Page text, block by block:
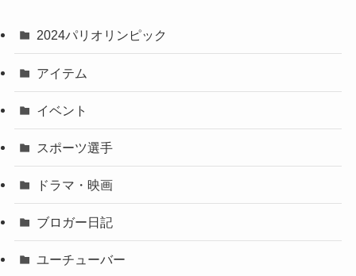
2024パリオリンピック
アイテム
イベント
スポーツ選手
ドラマ・映画
ブロガー日記
ユーチューバー